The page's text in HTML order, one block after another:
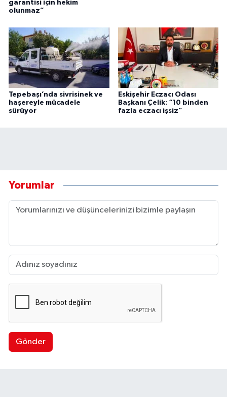
garantisi için hekim
olunmaz”
Tepebaşı’nda sivrisinek ve
haşereyle mücadele
sürüyor
Eskişehir Eczacı Odası
Başkanı Çelik: “10 binden
fazla eczacı işsiz”
Yorumlar
Gönder